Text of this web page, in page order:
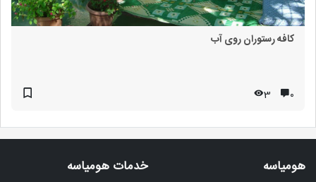
کافه رستوران روی آب
۰ 3
هومیاسه خدمات هومیاسه